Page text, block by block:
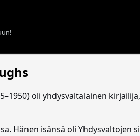
oli yhdysvaltalainen
Hänen isänsä oli Yhdysvaltojen